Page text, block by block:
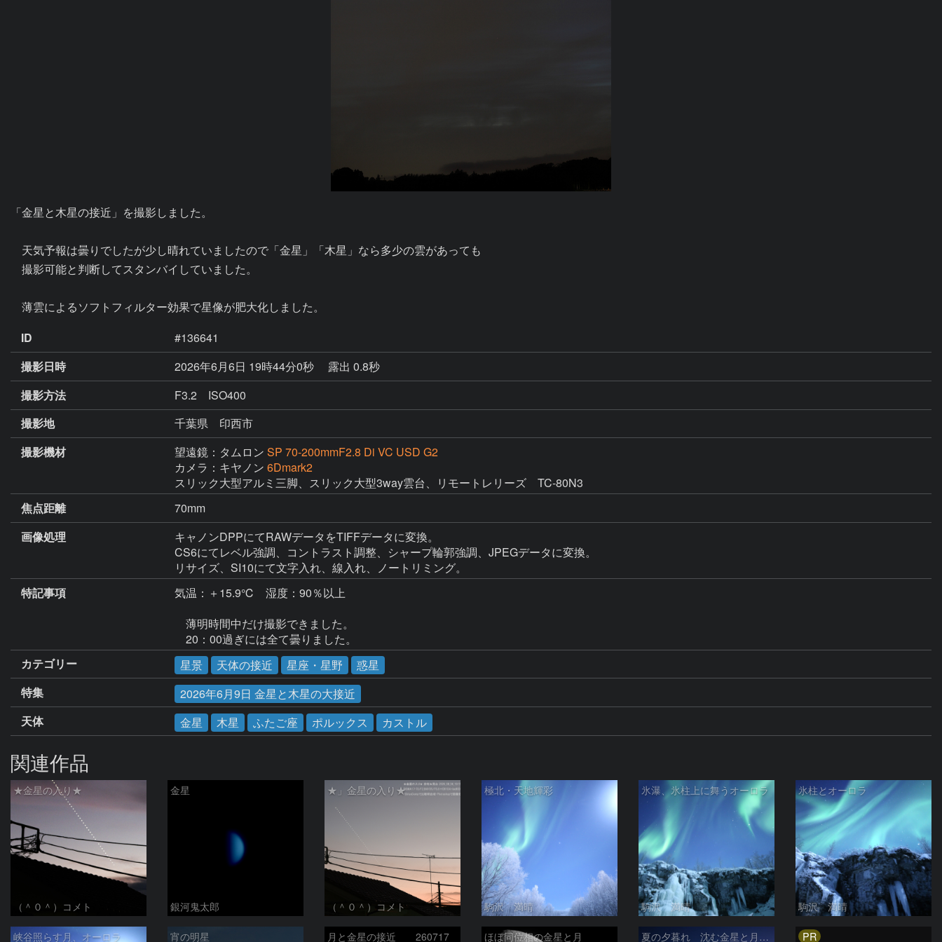
「金星と木星の接近」を撮影しました。
天気予報は曇りでしたが少し晴れていましたので「金星」「木星」なら多少の雲があっても
撮影可能と判断してスタンバイしていました。
ID
#136641
撮影日時
2026年6月6日 19時44分0秒
露出 0.8秒
撮影方法
F3.2 ISO400
撮影地
千葉県 印西市
撮影機材
望遠鏡：タムロン SP 70-200mmF2.8 Di VC USD G2
カメラ：キヤノン 6Dmark2
焦点距離
70mm
画像処理
キャノンDPPにてRAWデータをTIFFデータに変換。
CS6にてレベル強調、コントラスト調整、シャープ輪郭強調、JPEGデータに変換。
リサイズ、SI10にて文字入れ、線入れ、ノートリミング。
特記事項
気温：＋15.9℃　湿度：90％以上
薄明時間中だけ撮影できました。
20：00過ぎには全て曇りました。
カテゴリー
星景 天体の接近 星座・星野
惑星
特集
2026年6月9日 金星と木星の大接近
天体
金星 木星 ふたご座 ポルックス カストル
関連作品
★金星の入り★
（＾０＾）コメト
金星
銀河鬼太郎
★」金星の入り★
（＾０＾）コメト
極北・天地輝彩
駒沢 満晴
氷瀑、氷柱上に舞うオーロラ
駒沢 満晴
氷柱とオーロラ
駒沢 満晴
峡谷照らす月、オーロラ 宵の明星 月と金星の接近 260717 ほぼ同位相の金星と月 夏の夕暮れ 沈む金星と月 2026/7/20 PR